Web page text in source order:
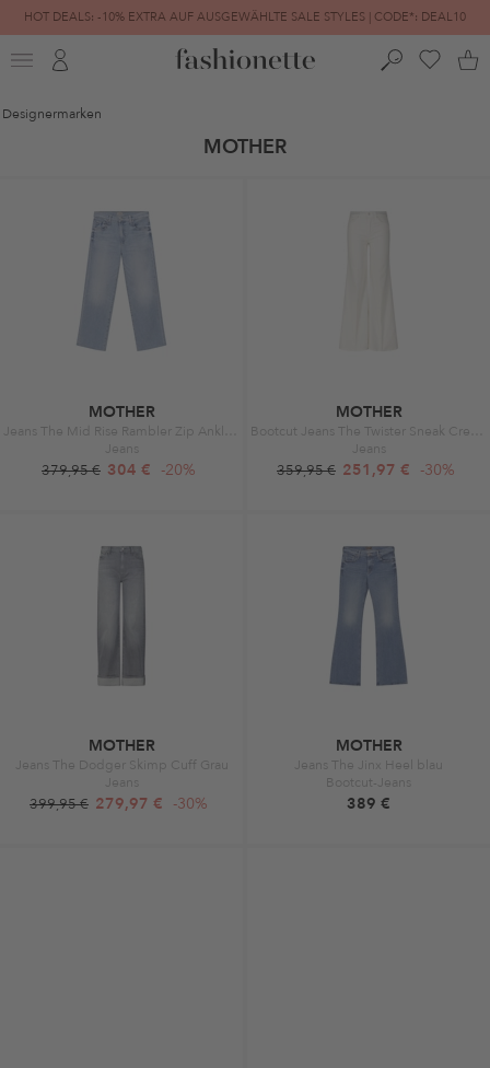
HOT DEALS: -10% EXTRA AUF AUSGEWÄHLTE SALE STYLES | CODE*: DEAL10
FINAL SALE | BIS ZU -80% REDUZIERT
Designermarken
MOTHER
MOTHER
Jeans
379,95 € 304 € -20%
MOTHER
Jeans
359,95 € 251,97 € -30%
MOTHER
Jeans The Dodger Skimp Cuff Grau
Jeans
399,95 € 279,97 € -30%
MOTHER
Jeans The Jinx Heel blau
Bootcut-Jeans
389 €